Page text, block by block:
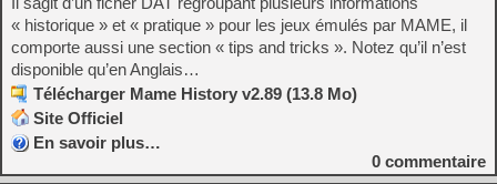
« historique » et « pratique » pour les jeux émulés par MAME, il
comporte aussi une section « tips and tricks ». Notez qu’il n’est
disponible qu’en Anglais…
Télécharger Mame History v2.89 (13.8 Mo)
Site Officiel
En savoir plus…
0 commentaire